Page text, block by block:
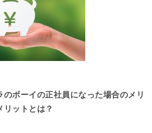
のボーイの正社員になった場合のメリ
リットとは？